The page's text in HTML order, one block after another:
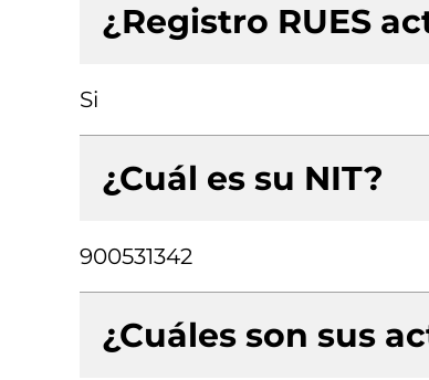
¿Registro RUES
Si
¿Cuál es su NIT?
900531342
¿Cuáles son sus